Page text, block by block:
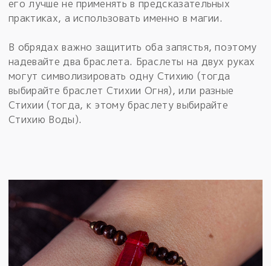
его лучше не применять в предсказательных
практиках, а использовать именно в магии.
В обрядах важно защитить оба запястья, поэтому
надевайте два браслета. Браслеты на двух руках
могут символизировать одну Стихию (тогда
выбирайте браслет Стихии Огня), или разные
Стихии (тогда, к этому браслету выбирайте
Стихию Воды).